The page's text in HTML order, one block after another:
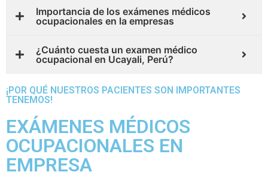
Importancia de los exámenes médicos
ocupacionales en la empresas
¿Cuánto cuesta un examen médico
ocupacional en Ucayali, Perú?
¡POR QUÉ NUESTROS PACIENTES SON IMPORTANTES
TENEMOS!
EXÁMENES MÉDICOS
OCUPACIONALES EN
EMPRESA